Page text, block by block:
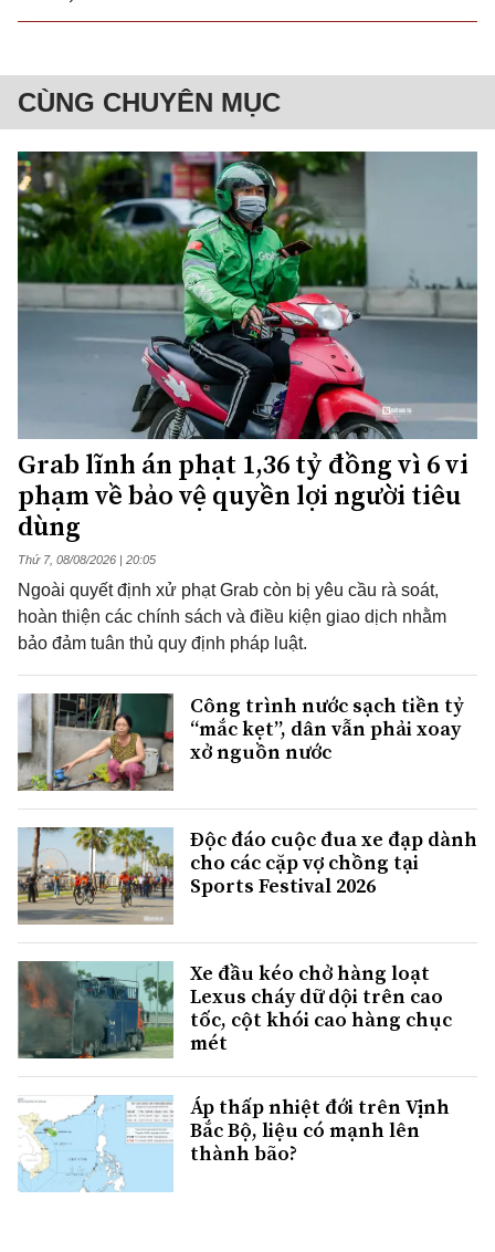
CÙNG CHUYÊN MỤC
Grab lĩnh án phạt 1,36 tỷ đồng vì 6 vi
phạm về bảo vệ quyền lợi người tiêu
dùng
Thứ 7, 08/08/2026 | 20:05
Ngoài quyết định xử phạt Grab còn bị yêu cầu rà soát,
hoàn thiện các chính sách và điều kiện giao dịch nhằm
bảo đảm tuân thủ quy định pháp luật.
Công trình nước sạch tiền tỷ
“mắc kẹt”, dân vẫn phải xoay
xở nguồn nước
Độc đáo cuộc đua xe đạp dành
cho các cặp vợ chồng tại
Sports Festival 2026
Xe đầu kéo chở hàng loạt
Lexus cháy dữ dội trên cao
tốc, cột khói cao hàng chục
mét
Áp thấp nhiệt đới trên Vịnh
Bắc Bộ, liệu có mạnh lên
thành bão?